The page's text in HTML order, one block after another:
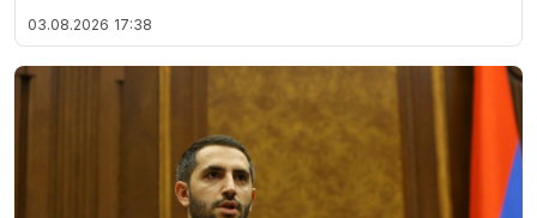
03.08.2026 17:38